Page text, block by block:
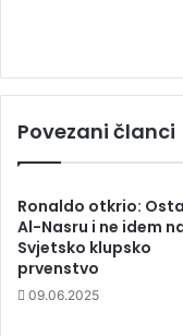
Povezani članci
Ronaldo otkrio:
Al-Nasru i ne idem
Svjetsko klupsko
prvenstvo
09.06.2025